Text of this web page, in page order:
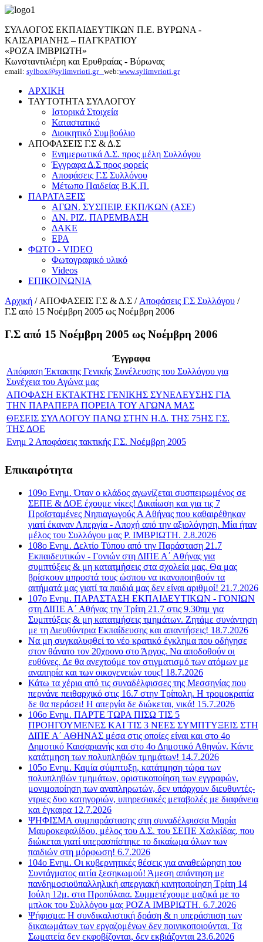
ΣΥΛΛΟΓΟΣ ΕΚΠΑΙΔΕΥΤΙΚΩΝ Π.Ε. ΒΥΡΩΝΑ -
ΚΑΙΣΑΡΙΑΝΗΣ – ΠΑΓΚΡΑΤΙΟΥ
«ΡΟΖΑ ΙΜΒΡΙΩΤΗ»
Κωνσταντιλιέρη και Ερυθραίας - Βύρωνας
email: sylbox@sylimvrioti.gr web:www.sylimvrioti.gr
ΑΡΧΙΚΗ
ΤΑΥΤΟΤΗΤΑ ΣΥΛΛΟΓΟΥ
Ιστορικά Στοιχεία
Καταστατικό
Διοικητικό Συμβούλιο
ΑΠΟΦΑΣΕΙΣ Γ.Σ & Δ.Σ
Ενημερωτικά Δ.Σ. προς μέλη Συλλόγου
Έγγραφα Δ.Σ προς φορείς
Αποφάσεις Γ.Σ Συλλόγου
Μέτωπο Παιδείας Β.Κ.Π.
ΠΑΡΑΤΑΞΕΙΣ
ΑΓΩΝ. ΣΥΣΠΕΙΡ. ΕΚΠ/ΚΩΝ (ΑΣΕ)
ΑΝ. ΡΙΖ. ΠΑΡΕΜΒΑΣΗ
ΔΑΚΕ
ΕΡΑ
ΦΩΤΟ - VIDEO
Φωτογραφικό υλικό
Videos
ΕΠΙΚΟΙΝΩΝΙΑ
Αρχική / ΑΠΟΦΑΣΕΙΣ Γ.Σ & Δ.Σ / Αποφάσεις Γ.Σ Συλλόγου /
Γ.Σ από 15 Νοέμβρη 2005 ως Νοέμβρη 2006
Γ.Σ από 15 Νοέμβρη 2005 ως Νοέμβρη 2006
Έγγραφα
Απόφαση Έκτακτης Γενικής Συνέλευσης του Συλλόγου για
Συνέχεια του Αγώνα μας
ΑΠΟΦΑΣΗ ΕΚΤΑΚΤΗΣ ΓΕΝΙΚΗΣ ΣΥΝΕΛΕΥΣΗΣ ΓΙΑ
ΤΗΝ ΠΑΡΑΠΕΡΑ ΠΟΡΕΙΑ ΤΟΥ ΑΓΩΝΑ ΜΑΣ
ΘΕΣΕΙΣ ΣΥΛΛΟΓΟΥ ΠΑΝΩ ΣΤΗΝ Η.Δ. ΤΗΣ 75ΗΣ Γ.Σ.
ΤΗΣ ΔΟΕ
Ενημ 2 Αποφάσεις τακτικής Γ.Σ. Νοέμβρη 2005
Επικαιρότητα
109ο Ενημ. Όταν ο κλάδος αγωνίζεται συσπειρωμένος σε
ΣΕΠΕ & ΔΟΕ έχουμε νίκες! Δικαίωση και για τις 7
Προϊσταμένες Νηπιαγωγούς Α Αθήνας που καθαιρέθηκαν
γιατί έκαναν Απεργία - Αποχή από την αξιολόγηση. Μία ήταν
μέλος του Συλλόγου μας Ρ. ΙΜΒΡΙΩΤΗ. 2.8.2026
108ο Ενημ. Δελτίο Τύπου από την Παράσταση 21.7
Εκπαιδευτικών - Γονιών στη ΔΙΠΕ Α΄ Αθήνας για
συμπτύξεις & μη κατατμήσεις στα σχολεία μας. Θα μας
βρίσκουν μπροστά τους ώσπου να ικανοποιηθούν τα
αιτήματά μας γιατί τα παιδιά μας δεν είναι αριθμοί! 21.7.2026
107o Ενημ. ΠΑΡΑΣΤΑΣΗ ΕΚΠΑΙΔΕΥΤΙΚΩΝ - ΓΟΝΙΩΝ
στη ΔΙΠΕ Α΄ Αθήνας την Τρίτη 21.7 στις 9.30πμ για
Συμπτύξεις & μη κατατμήσεις τμημάτων. Ζητάμε συνάντηση
με τη Διευθύντρια Εκπαίδευσης και απαντήσεις! 18.7.2026
Να μη συγκαλυφθεί το νέο κρατικό έγκλημα που οδήγησε
στον θάνατο τον 20χρονο στο Άργος. Να αποδοθούν οι
ευθύνες. Δε θα ανεχτούμε τον στιγματισμό των ατόμων με
αναπηρία και των οικογενειών τους! 18.7.2026
Κάτω τα χέρια από τις συναδέλφισσες της Μεσσηνίας που
περνάνε πειθαρχικό στις 16.7 στην Τρίπολη. Η τρομοκρατία
δε θα περάσει! Η απεργία δε διώκεται, νικά! 15.7.2026
106ο Ενημ. ΠΑΡΤΕ ΤΩΡΑ ΠΙΣΩ ΤΙΣ 5
ΠΡΟΗΓΟΥΜΕΝΕΣ ΚΑΙ ΤΙΣ 3 ΝΕΕΣ ΣΥΜΠΤΥΞΕΙΣ ΣΤΗ
ΔΙΠΕ Α΄ ΑΘΗΝΑΣ μέσα στις οποίες είναι και στο 4ο
Δημοτικό Καισαριανής και στο 4ο Δημοτικό Αθηνών. Κάντε
κατάτμηση των πολυπληθών τμημάτων! 14.7.2026
105ο Ενημ. Καμία σύμπτυξη, κατάτμηση τώρα των
πολυπληθών τμημάτων, οριστικοποίηση των εγγραφών,
μονιμοποίηση των αναπληρωτών, δεν υπάρχουν διευθυντές-
ντριες δυο κατηγοριών, υπηρεσιακές μεταβολές με διαφάνεια
και έγκαιρα 12.7.2026
ΨΗΦΙΣΜΑ συμπαράστασης στη συναδέλφισσα Μαρία
Μαυροκεφαλίδου, μέλος του Δ.Σ. του ΣΕΠΕ Χαλκίδας, που
διώκεται γιατί υπερασπίστηκε το δικαίωμα όλων των
παιδιών στη μόρφωση! 6.7.2026
104ο Ενημ. Οι κυβερνητικές θέσεις για αναθεώρηση του
Συντάγματος αιτία ξεσηκωμού! Άμεση απάντηση με
πανδημοσιοϋπαλληλική απεργιακή κινητοποίηση Τρίτη 14
Ιούλη 12μ. στα Προπύλαια. Συμμετέχουμε μαζικά με το
μπλοκ του Συλλόγου μας ΡΟΖΑ ΙΜΒΡΙΩΤΗ. 6.7.2026
Ψήφισμα: Η συνδικαλιστική δράση & η υπεράσπιση των
δικαιωμάτων των εργαζομένων δεν ποινικοποιούνται. Τα
Σωματεία δεν εκφοβίζονται, δεν εκβιάζονται 23.6.2026